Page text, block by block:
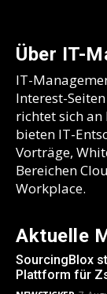
Über IT-
IT-
Interest-
richtet sich
bieten IT-
Vorträge,
Bereichen
Workplace.
Aktuelle
SourcingBlox
Plattform für